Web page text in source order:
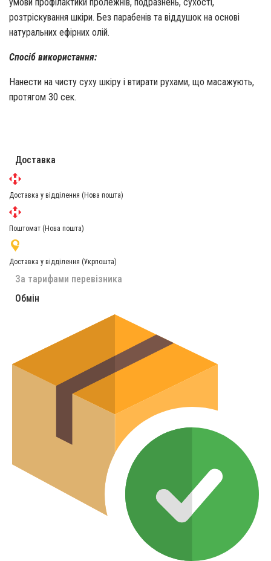
розтріскування шкіри. Без парабенів та віддушок на основі
натуральних ефірних олій.
Спосіб використання:
Нанести на чисту суху шкіру і втирати рухами, що масажують,
протягом 30 сек.
Доставка
Доставка у відділення (Нова пошта)
Поштомат (Нова пошта)
Доставка у відділення (Укрпошта)
За тарифами перевізника
Обмін